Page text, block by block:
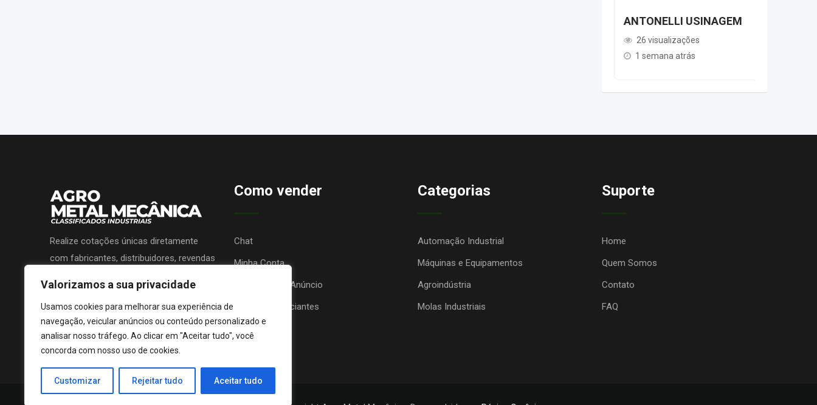
Valorizamos a sua privacidade
Usamos cookies para melhorar sua experiência de
navegação, veicular anúncios ou conteúdo personalizado e
analisar nosso tráfego. Ao clicar em "Aceitar tudo", você
concorda com nosso uso de cookies.
Customizar Rejeitar tudo Aceitar tudo
ANTONELLI USINAGEM
26 visualizações
1 semana atrás
Realize cotações únicas diretamente
com fabricantes, distribuidores, revendas
propostas sem nenhum custo!
Como vender
Chat
Minha Conta
Promova seu Anúncio
Lojas de anunciantes
Categorias
Automação Industrial
Máquinas e Equipamentos
Agroindústria
Molas Industriais
Suporte
Home
Quem Somos
Contato
FAQ